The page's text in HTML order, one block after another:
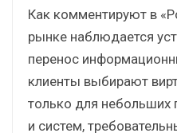
Как комментируют в
рынке наблюдается
перенос
клиенты выбирают
только для небольших
и систем,